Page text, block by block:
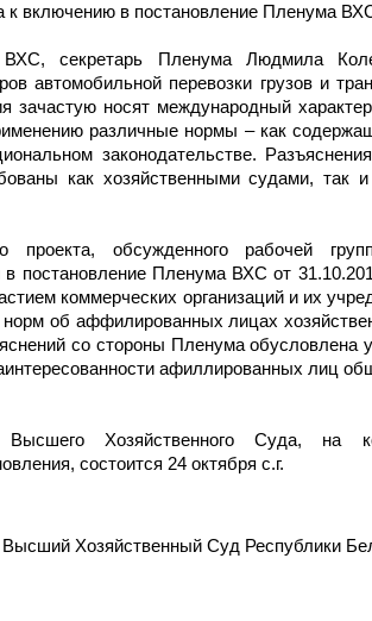
к включению в постановление Пленума
секретарь Пленума Людмила
автомобильной перевозки грузов и
зачастую носят международный
различные нормы – как
законодательстве.
как хозяйственными судами, так и
проекта, обсужденного рабочей
в постановление Пленума ВХС от
коммерческих организаций и их
норм об аффилированных лицах
со стороны Пленума обусловлена
афиллированных лиц
Хозяйственного Суда, на
состоится 24 октября с.г.
Хозяйственный Суд Республики